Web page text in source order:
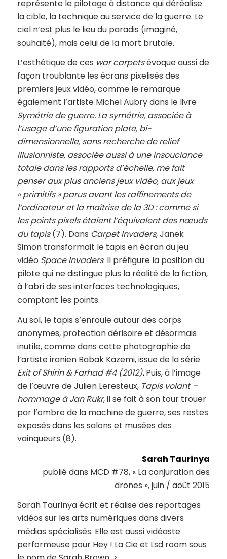
représente le pilotage à distance qui déréalise
la cible, la technique au service de la guerre. Le
ciel n’est plus le lieu du paradis (imaginé,
souhaité), mais celui de la mort brutale.
L’esthétique de ces war carpetsévoque aussi de
façon troublante les écrans pixelisés des
premiers jeux vidéo, comme le remarque
également l’artiste Michel Aubry dans le livre
Symétrie de guerre. La symétrie, associée à
l’usage d’une figuration plate, bi-
dimensionnelle, sans recherche de relief
illusionniste, associée aussi à une insouciance
totale dans les rapports d’échelle, me fait
penser aux plus anciens jeux vidéo, aux jeux
« primitifs » parus avant les raffinements de
l’ordinateur et la maîtrise de la 3D : comme si
les points pixels étaient l’équivalent des nœuds
du tapis(7). Dans Carpet Invaders, Janek
Simon transformait le tapis en écran du jeu
vidéo Space Invaders. Il préfigure la position du
pilote qui ne distingue plus la réalité de la fiction,
à l’abri de ses interfaces technologiques,
comptant les points.
Au sol, le tapis s’enroule autour des corps
anonymes, protection dérisoire et désormais
inutile, comme dans cette photographie de
l’artiste iranien Babak Kazemi, issue de la série
Exit of Shirin & Farhad #4 (2012).Puis, à l’image
de l’œuvre de Julien Leresteux, Tapis volant –
hommage à Jan Rukr, il se fait à son tour trouer
par l’ombre de la machine de guerre, ses restes
exposés dans les salons et musées des
vainqueurs (8).
Sarah Taurinya
publié dans MCD #78, « La conjuration des
drones », juin / août 2015
Sarah Taurinya écrit et réalise des reportages
vidéos sur les arts numériques dans divers
médias spécialisés. Elle est aussi vidéaste
performeuse pour Hey ! La Cie et Lsd room sous